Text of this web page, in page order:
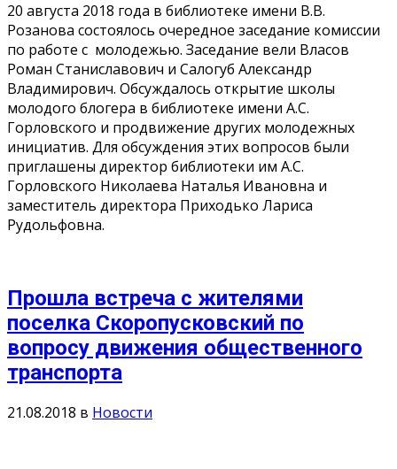
20 августа 2018 года в библиотеке имени В.В.
Розанова состоялось очередное заседание комиссии
по работе с молодежью. Заседание вели Власов
Роман Станиславович и Салогуб Александр
Владимирович. Обсуждалось открытие школы
молодого блогера в библиотеке имени А.С.
Горловского и продвижение других молодежных
инициатив. Для обсуждения этих вопросов были
приглашены директор библиотеки им А.С.
Горловского Николаева Наталья Ивановна и
заместитель директора Приходько Лариса
Рудольфовна.
Прошла встреча с жителями
поселка Скоропусковский по
вопросу движения общественного
транспорта
21.08.2018 в Новости